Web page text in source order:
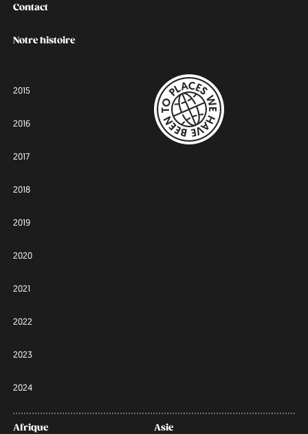
Contact
Notre histoire
2015
2016
2017
2018
2019
2020
2021
2022
2023
2024
Afrique
Asie